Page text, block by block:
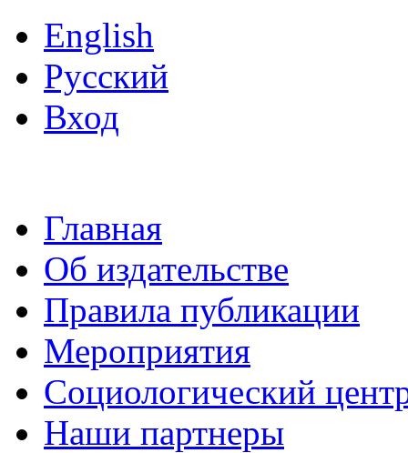
English
Русский
Вход
Главная
Об издательстве
Правила публикации
Мероприятия
Социологический
Наши партнеры